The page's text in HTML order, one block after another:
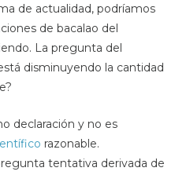
de actualidad, podríamos
de bacalao del
La pregunta del
disminuyendo la cantidad
declaración y no es
razonable.
tentativa derivada de